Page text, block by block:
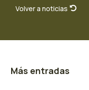
Volver a noticias
Más entradas